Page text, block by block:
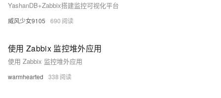
YashanDB+Zabbix搭建监控可视化平台
威风少女9105 690
使用 Zabbix 监控堆外应用
使用 Zabbix 监控堆外应用
warmhearted 338